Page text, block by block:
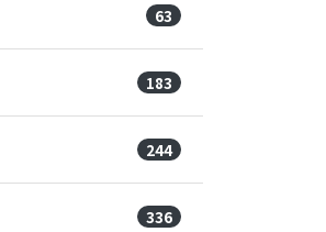
63
183
244
336